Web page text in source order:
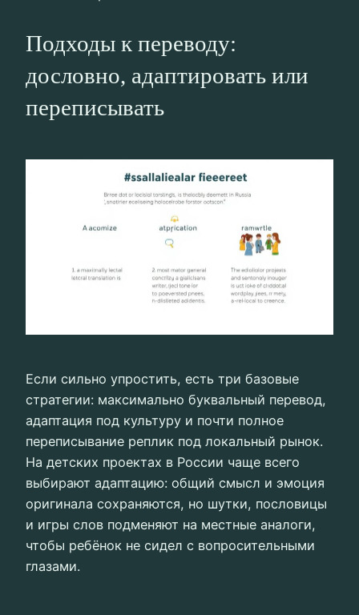
Подходы к переводу:
дословно, адаптировать или
переписывать
Если сильно упростить, есть три базовые
стратегии: максимально буквальный перевод,
адаптация под культуру и почти полное
переписывание реплик под локальный рынок.
На детских проектах в России чаще всего
выбирают адаптацию: общий смысл и эмоция
оригинала сохраняются, но шутки, пословицы
и игры слов подменяют на местные аналоги,
чтобы ребёнок не сидел с вопросительными
глазами.